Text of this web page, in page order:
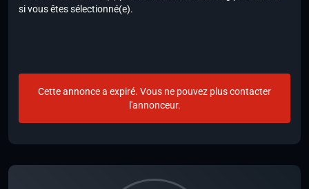
si vous êtes sélectionné(e).
Cette annonce a expiré. Vous ne pouvez plus contacter
l'annonceur.